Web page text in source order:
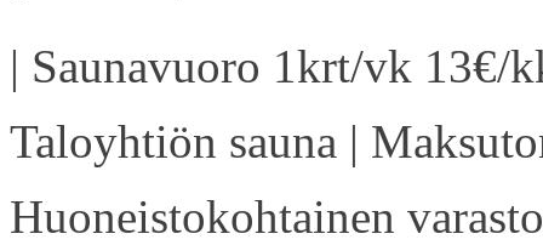
| Saunavuoro 1krt/vk 13€/
Taloyhtiön sauna |
Huoneistokohtainen